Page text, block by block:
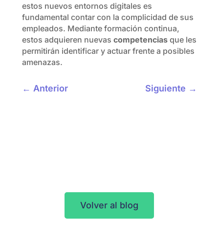
estos nuevos entornos digitales es
fundamental contar con la complicidad de sus
empleados. Mediante formación continua,
estos adquieren nuevas competenciasque les
permitirán identificar y actuar frente a posibles
amenazas.
← Anterior Siguiente →
Volver al blog